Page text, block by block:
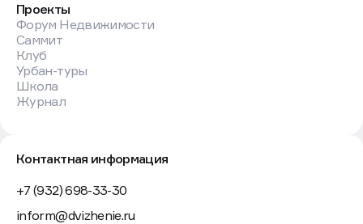
Проекты
Форум Недвижимости
Саммит
Клуб
Урбан-туры
Школа
Журнал
Контактная информация
+7 (932) 698-33-30
inform@dvizhenie.ru